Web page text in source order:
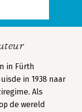
in Fürth
in 1938 naar
Als
de wereld